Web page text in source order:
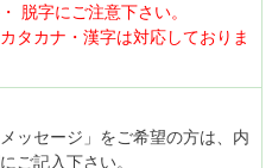
脱字にご注意下さい。
タカナ・漢字は対応しておりま
ッセージ」をご希望の方は、内
ご記入下さい。